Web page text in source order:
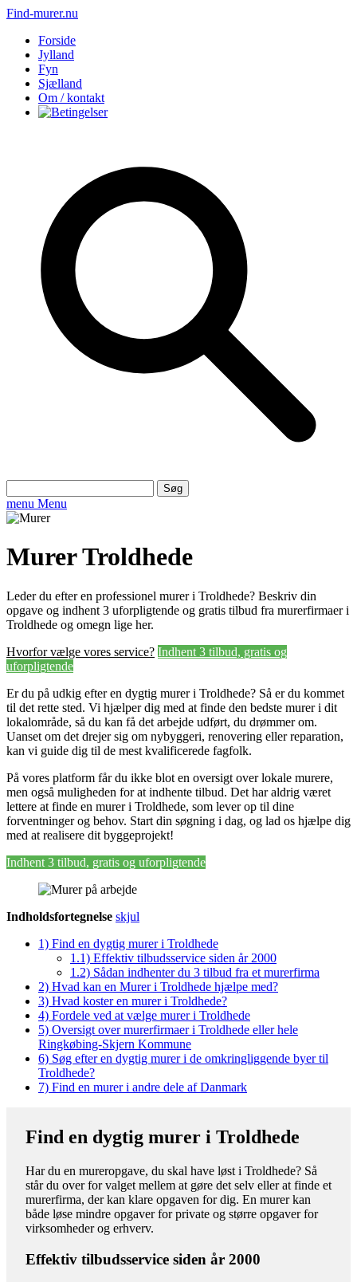
Find-murer.nu
Forside
Jylland
Fyn
Sjælland
Om / kontakt
efter:
menu Menu
Murer Troldhede
Leder du efter en professionel murer i Troldhede? Beskriv din
opgave og indhent 3 uforpligtende og gratis tilbud fra murerfirmaer i
Troldhede og omegn lige her.
Hvorfor vælge vores service? Indhent 3 tilbud, gratis og
uforpligtende
Er du på udkig efter en dygtig murer i Troldhede? Så er du kommet
til det rette sted. Vi hjælper dig med at finde den bedste murer i dit
lokalområde, så du kan få det arbejde udført, du drømmer om.
Uanset om det drejer sig om nybyggeri, renovering eller reparation,
kan vi guide dig til de mest kvalificerede fagfolk.
På vores platform får du ikke blot en oversigt over lokale murere,
men også muligheden for at indhente tilbud. Det har aldrig været
lettere at finde en murer i Troldhede, som lever op til dine
forventninger og behov. Start din søgning i dag, og lad os hjælpe dig
med at realisere dit byggeprojekt!
Indhent 3 tilbud, gratis og uforpligtende
Indholdsfortegnelse skjul
1) Find en dygtig murer i Troldhede
1.1) Effektiv tilbudsservice siden år 2000
1.2) Sådan indhenter du 3 tilbud fra et murerfirma
2) Hvad kan en Murer i Troldhede hjælpe med?
3) Hvad koster en murer i Troldhede?
4) Fordele ved at vælge murer i Troldhede
5) Oversigt over murerfirmaer i Troldhede eller hele
Ringkøbing-Skjern Kommune
6) Søg efter en dygtig murer i de omkringliggende byer til
Troldhede?
7) Find en murer i andre dele af Danmark
Find en dygtig murer i Troldhede
Har du en mureropgave, du skal have løst i Troldhede? Så
står du over for valget mellem at gøre det selv eller at finde et
murerfirma, der kan klare opgaven for dig. En murer kan
både løse mindre opgaver for private og større opgaver for
virksomheder og erhverv.
Effektiv tilbudsservice siden år 2000